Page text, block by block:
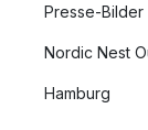
Presse-Bilder
Nordic Nest
Hamburg